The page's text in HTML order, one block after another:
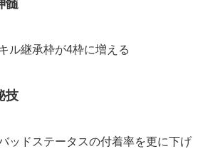
髄
ル継承枠が4枠に増える
技
ッドステータスの付着率を更に下げ